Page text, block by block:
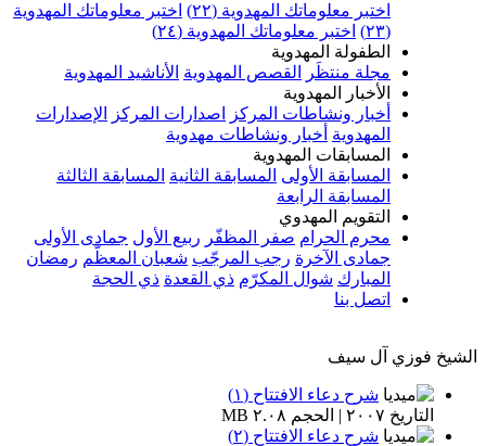
اختبر معلوماتك المهدوية (٢٢)
اختبر معلوماتك المهدوية
(٢٣)
اختبر معلوماتك المهدوية (٢٤)
الطفولة المهدوية
مجلة منتظَر
القصص المهدوية الأناشيد المهدوية
الأخبار المهدوية
أخبار ونشاطات المركز
اصدارات المركز
الإصدارات
المهدوية أخبار ونشاطات مهدوية
المسابقات المهدوية
المسابقة الأولى المسابقة الثانية المسابقة الثالثة
المسابقة الرابعة
التقويم المهدوي
محرم الحرام صفر المظفّر ربيع الأول جمادى الأولى
جمادى الآخرة رجب المرجّب شعبان المعظّم رمضان
المبارك شوال المكرّم ذي القعدة ذي الحجة
اتصل بنا
الشيخ فوزي آل سيف
شرح دعاء الافتتاح (١)
التاريخ ٢٠٠٧ | الحجم ٢.٠٨ MB
شرح دعاء الافتتاح (٢)